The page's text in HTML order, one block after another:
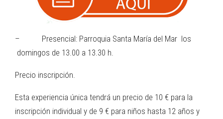
– Presencial: Parroquia Santa María del Mar los
domingos de 13.00 a 13.30 h.
Precio inscripción.
Esta experiencia única tendrá un precio de 10 € para la
inscripción individual y de 9 € para niños hasta 12 años y